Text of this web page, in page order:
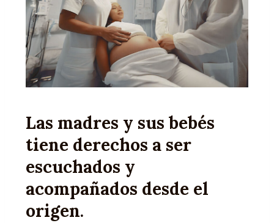
Las madres y sus bebés
tiene derechos a ser
escuchados y
acompañados desde el
origen.